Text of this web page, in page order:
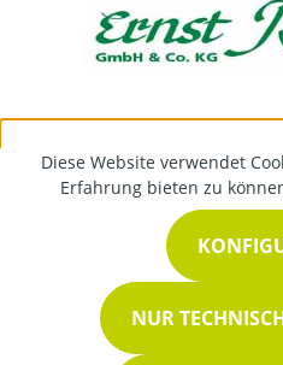
Diese Website verwendet
Erfahrung bieten zu
NUR